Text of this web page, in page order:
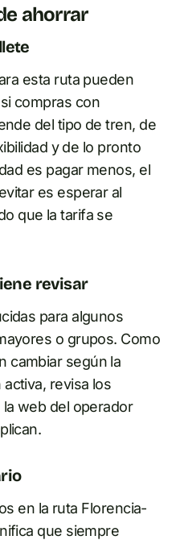
ahorrar
esta ruta pueden
compras con
del tipo de tren, de
y de lo pronto
es pagar menos, el
es esperar al
que la tarifa se
revisar
para algunos
o grupos. Como
cambiar según la
revisa los
web del operador
en la ruta Florencia-
que siempre